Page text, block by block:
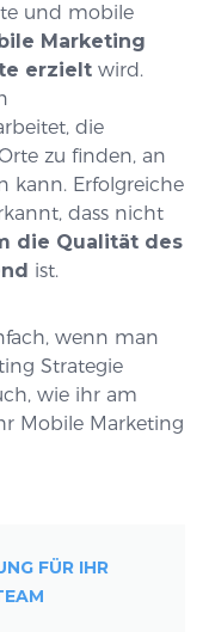
und mobile
Marketing
erzielt wird.
die
zu finden, an
kann. Erfolgreiche
dass nicht
die Qualität des
ist.
wenn man
Strategie
wie ihr am
Mobile Marketing
FÜR IHR